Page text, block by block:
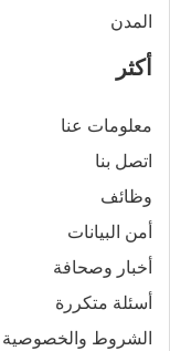
المدن
أكثر
معلومات عنا
اتصل بنا
وظائف
أمن البيانات
أخبار وصحافة
أسئلة متكررة
الشروط والخصوصية